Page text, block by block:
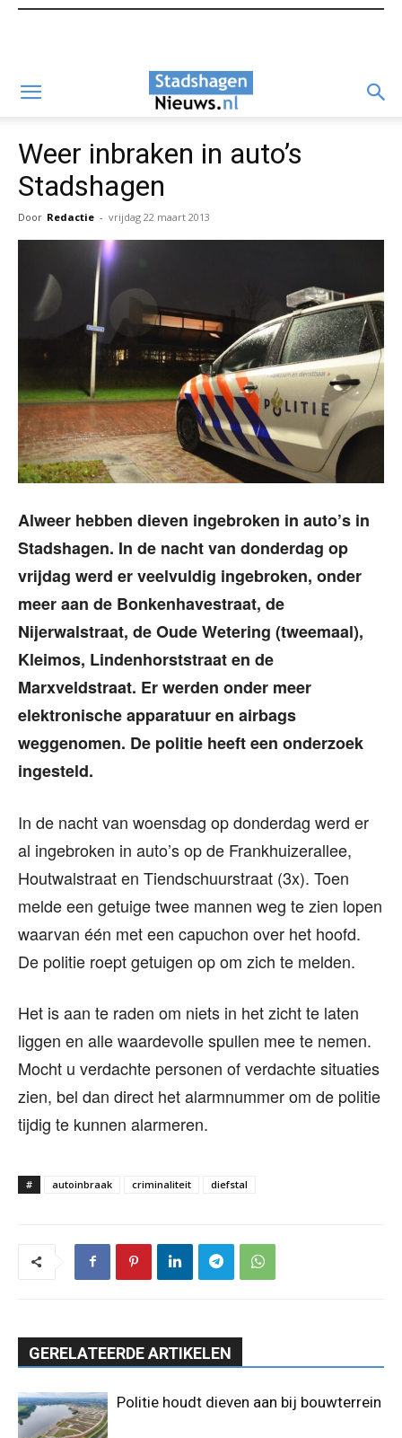
Weer inbraken in auto’s
Stadshagen
Door Redactie - vrijdag 22 maart 2013
Alweer hebben dieven ingebroken in auto’s in
Stadshagen. In de nacht van donderdag op
vrijdag werd er veelvuldig ingebroken, onder
meer aan de Bonkenhavestraat, de
Nijerwalstraat, de Oude Wetering (tweemaal),
Kleimos, Lindenhorststraat en de
Marxveldstraat. Er werden onder meer
elektronische apparatuur en airbags
weggenomen. De politie heeft een onderzoek
ingesteld.
In de nacht van woensdag op donderdag werd er
al ingebroken in auto’s op de Frankhuizerallee,
Houtwalstraat en Tiendschuurstraat (3x). Toen
melde een getuige twee mannen weg te zien lopen
waarvan één met een capuchon over het hoofd.
De politie roept getuigen op om zich te melden.
Het is aan te raden om niets in het zicht te laten
liggen en alle waardevolle spullen mee te nemen.
Mocht u verdachte personen of verdachte situaties
zien, bel dan direct het alarmnummer om de politie
tijdig te kunnen alarmeren.
# autoinbraak criminaliteit diefstal
GERELATEERDE ARTIKELEN
Politie houdt dieven aan bij bouwterrein